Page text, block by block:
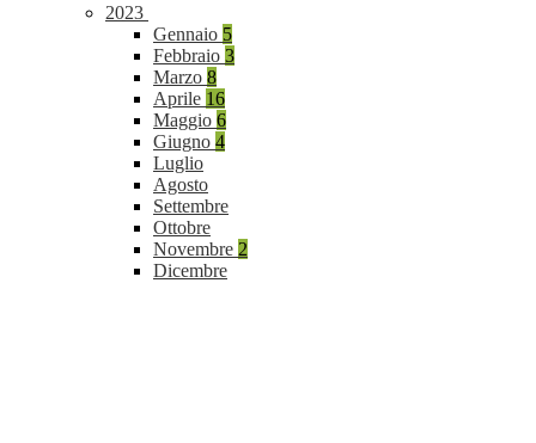
2023
Gennaio 5
Febbraio 3
Marzo 8
Aprile 16
Maggio 6
Giugno 4
Luglio
Agosto
Settembre
Ottobre
Novembre 2
Dicembre